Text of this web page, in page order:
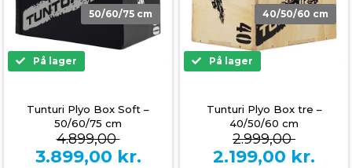
50/60/75 cm
På lager
Tunturi Plyo Box Soft –
50/60/75 cm
4.899,00
3.899,00 kr.
40/50/60 cm
På lager
Tunturi Plyo Box tre –
40/50/60 cm
2.999,00
2.199,00 kr.